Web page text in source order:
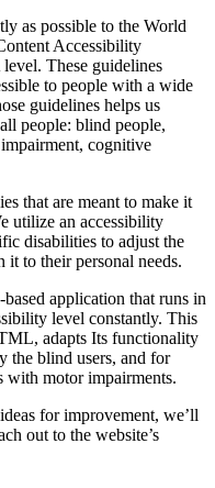
as possible to the World
Accessibility
These guidelines
to people with a wide
guidelines helps us
people: blind people,
cognitive
that are meant to make it
utilize an accessibility
disabilities to adjust the
it to their personal needs.
application that runs in
level constantly. This
adapts Its functionality
the blind users, and for
with motor impairments.
for improvement, we’ll
out to the website’s